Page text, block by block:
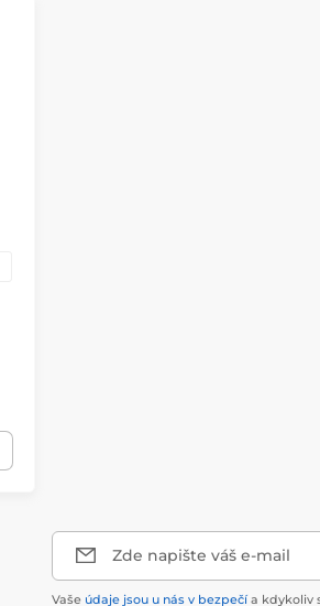
Zde napište váš e-mail
Vaše údaje jsou u nás v bezpečí a kdykoliv